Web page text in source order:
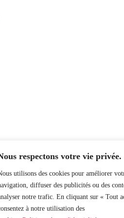
respectons votre vie privée.
utilisons des cookies pour améliorer
diffuser des publicités ou des
notre trafic. En cliquant sur « Tout
à notre utilisation des